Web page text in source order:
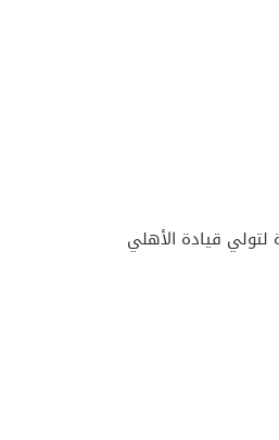
قيادة الأهلي